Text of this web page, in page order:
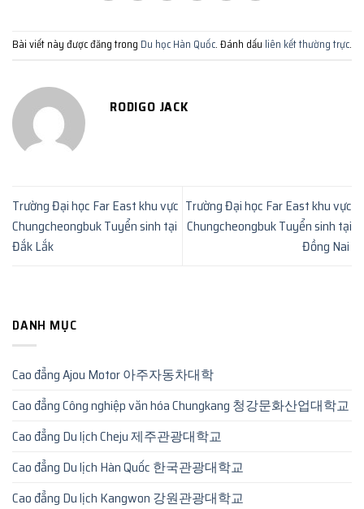
Bài viết này được đăng trong Du học Hàn Quốc. Đánh dấu liên kết thường trực.
RODIGO JACK
Trường Đại học Far East khu vực
Chungcheongbuk Tuyển sinh tại
Đắk Lắk
Trường Đại học Far East khu vực
Chungcheongbuk Tuyển sinh tại
Đồng Nai
DANH MỤC
Cao đẳng Ajou Motor 아주자동차대학
Cao đẳng Công nghiệp văn hóa Chungkang 청강문화산업대학교
Cao đẳng Du lịch Cheju 제주관광대학교
Cao đẳng Du lịch Hàn Quốc 한국관광대학교
Cao đẳng Du lịch Kangwon 강원관광대학교